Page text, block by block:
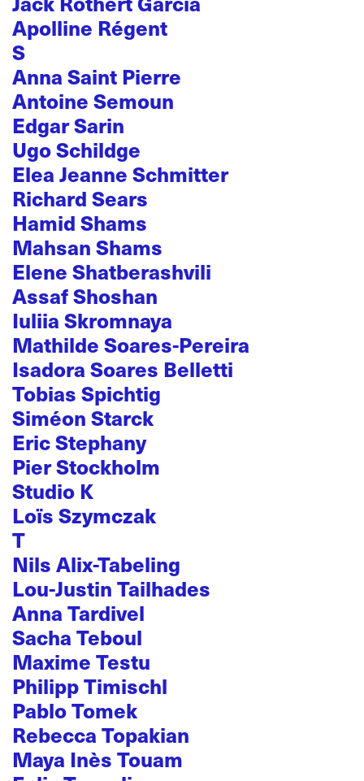
Apolline Régent
S
Anna Saint Pierre
Antoine Semoun
Edgar Sarin
Ugo Schildge
Elea Jeanne Schmitter
Richard Sears
Hamid Shams
Mahsan Shams
Elene Shatberashvili
Assaf Shoshan
Iuliia Skromnaya
Mathilde Soares-Pereira
Isadora Soares Belletti
Tobias Spichtig
Siméon Starck
Eric Stephany
Pier Stockholm
Studio K
Loïs Szymczak
T
Nils Alix-Tabeling
Lou-Justin Tailhades
Anna Tardivel
Sacha Teboul
Maxime Testu
Philipp Timischl
Pablo Tomek
Rebecca Topakian
Maya Inès Touam